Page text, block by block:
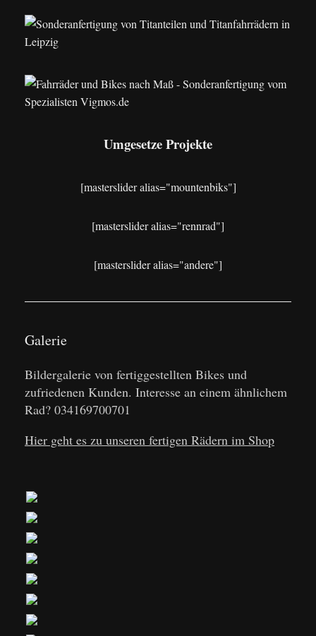
Umgesetze Projekte
[masterslider alias="mountenbiks"]
[masterslider alias="rennrad"]
[masterslider alias="andere"]
Galerie
Bildergalerie von fertiggestellten Bikes und
zufriedenen Kunden. Interesse an einem ähnlichem
Rad? 034169700701
Hier geht es zu unseren fertigen Rädern im Shop